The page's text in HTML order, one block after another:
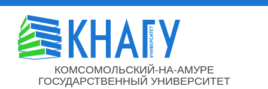
КОМСОМОЛЬСКИЙ-НА-АМУРЕ
ГОСУДАРСТВЕННЫЙ УНИВЕРСИТЕТ